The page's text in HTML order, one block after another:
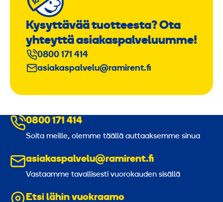
Kysyttävää tuotteesta? Ota
yhteyttä asiakaspalveluumme!
0800 171 414
asiakaspalvelu@ramirent.fi
0800 171 414
Soita meille, olemme täällä auttaaksemme sinua
asiakaspalvelu@ramirent.fi
Vastaamme tavallisesti vuorokauden sisällä
Etsi lähin vuokraamo